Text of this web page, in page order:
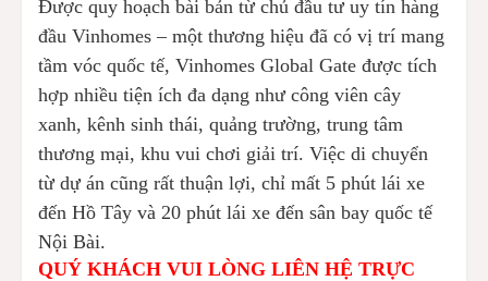
Được quy hoạch bài bản từ chủ đầu tư uy tín hàng
đầu Vinhomes – một thương hiệu đã có vị trí mang
tầm vóc quốc tế, Vinhomes Global Gate được tích
hợp nhiều tiện ích đa dạng như công viên cây
xanh, kênh sinh thái, quảng trường, trung tâm
thương mại, khu vui chơi giải trí. Việc di chuyển
từ dự án cũng rất thuận lợi, chỉ mất 5 phút lái xe
đến Hồ Tây và 20 phút lái xe đến sân bay quốc tế
Nội Bài.
QUÝ KHÁCH VUI LÒNG LIÊN HỆ TRỰC